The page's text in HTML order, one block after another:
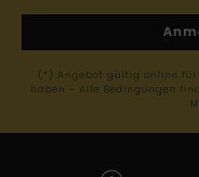
(*) Angebot gültig online
haben - Alle Bedingungen